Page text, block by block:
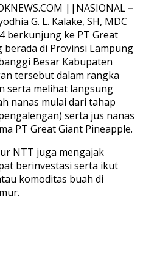
||NASIONAL –
G. L. Kalake, SH, MDC
berkunjung ke PT Great
berada di Provinsi Lampung
Besar Kabupaten
tersebut dalam rangka
serta melihat langsung
nanas mulai dari tahap
serta jus nanas
PT Great Giant Pineapple.
NTT juga mengajak
berinvestasi serta ikut
komoditas buah di